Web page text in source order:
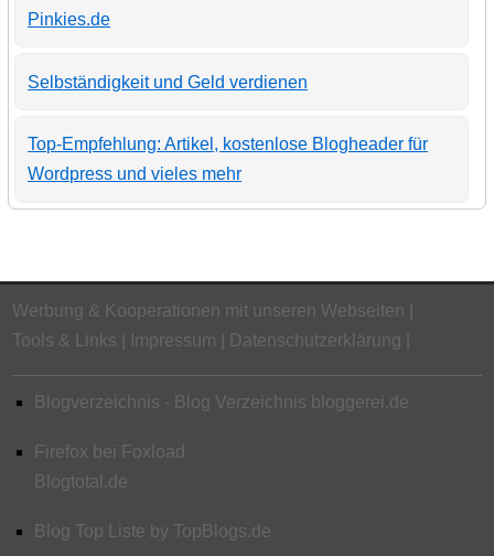
Pinkies.de
Selbständigkeit und Geld verdienen
Top-Empfehlung: Artikel, kostenlose Blogheader für
Wordpress und vieles mehr
Werbung & Kooperationen mit unseren Webseiten
Tools & Links
Impressum Datenschutzerklärung
Blogverzeichnis - Blog Verzeichnis bloggerei.de
Firefox bei Foxload
Blogtotal.de
Blog Top Liste by TopBlogs.de